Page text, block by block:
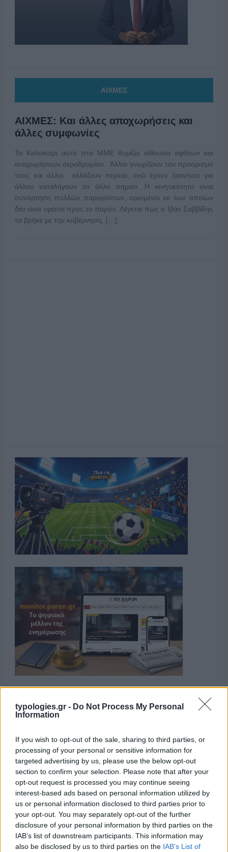
typologies.gr - Do Not Process My Personal
Information
If you wish to opt-out of the sale, sharing to third parties, or
processing of your personal or sensitive information for
targeted advertising by us, please use the below opt-out
section to confirm your selection. Please note that after your
opt-out request is processed you may continue seeing
interest-based ads based on personal information utilized by
us or personal information disclosed to third parties prior to
your opt-out. You may separately opt-out of the further
disclosure of your personal information by third parties on the
IAB’s list of downstream participants. This information may
also be disclosed by us to third parties on the IAB’s List of
ΑΙΧΜΕΣ
ΑΙΧΜΕΣ: Και άλλες αποχωρήσεις και
άλλες συμφωνίες
Το Καλοκαίρι αυτό στα ΜΜΕ θυμίζει αίθουσα αφίξεων και
αναχωρήσεων αεροδρομίου. Άλλοι γνωρίζουν τον προορισμό
τους και άλλοι αλλάζουν πορεία, ενώ έχουν ξεκινήσει για
άλλου καταλήγουν σε άλλο σημείο. Η κινητικότητα είναι
συνάρτηση πολλών παραγόντων, ορισμένοι εκ των οποίων
δεν είναι ορατοί προς το παρόν. Λέγεται πως ο Ιβάν Σαββίδης
τα βρήκε με την κυβέρνηση, […]